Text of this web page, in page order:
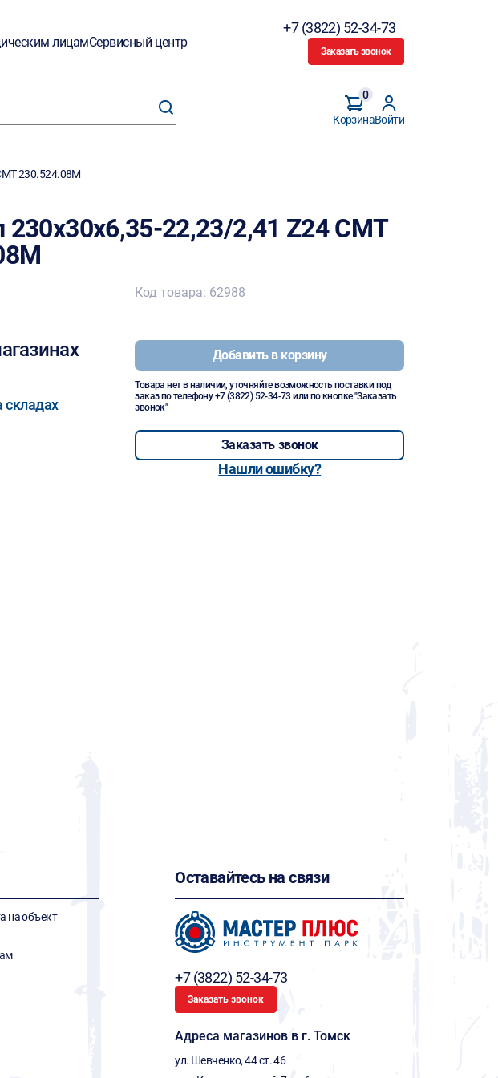
лицамСервисный центр
+7 (3822) 52-34-73
Заказать звонок
Корзина
0
Войти
230.524.08М
230х30х6,35-22,23/2,41 Z24 СМТ
складах
Код товара: 62988
Добавить в корзину
Товара нет в наличии, уточняйте возможность поставки под
заказ по телефону+7 (3822) 52-34-73 или по кнопке "Заказать
звонок"
Заказать звонок
Нашли ошибку?
на объект
Оставайтесь на связи
+7 (3822) 52-34-73
Заказать звонок
Адреса магазинов в г. Томск
ул. Шевченко, 44 ст. 46